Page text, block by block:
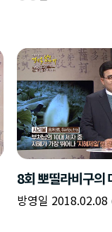
8회 뽀띨라비구의
방영일 2018.02.08